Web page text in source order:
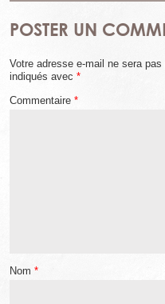
POSTER UN
Votre adresse e-mail ne sera pas
indiqués avec *
Commentaire *
Nom *